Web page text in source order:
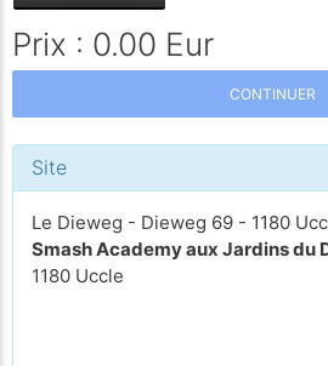
Prix : 0.00 Eur
CONTINUER
Site
Le Dieweg - Dieweg 69 - 1180
Smash Academy aux Jardins du
1180 Uccle